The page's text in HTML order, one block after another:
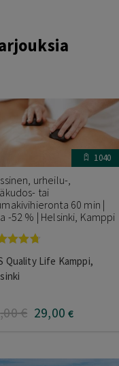
1040
urheilu-,
tai
60 min |
-52 % | Helsinki, Kamppi
/ 5
Quality Life Kamppi,
,00€ 29,00 €